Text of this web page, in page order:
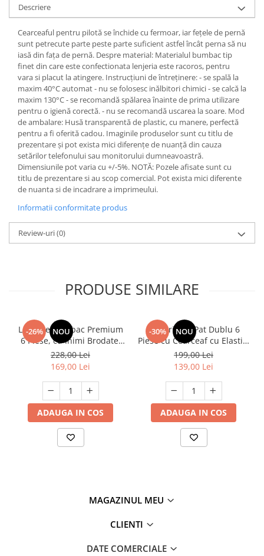
Descriere
Cearceaful pentru pilotă se închide cu fermoar, iar fețele de pernă
sunt petrecute parte peste parte suficient astfel încât perna să nu
iasă din fața de pernă. Despre material: Materialul bumbac tip
finet din care este confectionata lenjeria este racoros, pentru
vara si placut la atingere. Instrucțiuni de întreținere: - se spală la
maxim 40°C automat - nu se folosesc inălbitori chimici - se calcă la
maxim 130°C - se recomandă spălarea înainte de prima utilizare
pentru o igienă corectă. - nu se recomandă uscarea la soare. Mod
de ambalare: Husă transparentă de plastic, cu manere, perfectă
pentru a fi oferită cadou. Imaginile produselor sunt cu titlu de
prezentare și pot exista mici diferențe de nuanță din cauza
setărilor telefonului sau monitorului dumneavoastră.
Dimensiunile pot varia cu +/-5%. NOTĂ: Pozele afisate sunt cu
titlu de prezentare si au scop comercial. Pot exista mici diferente
de nuanta si de incadrare a imprimeului.
Informatii conformitate produs
Review-uri(0)
PRODUSE SIMILARE
-26% NOU
Lenjerie Bumbac Premium
6 Piese, cu Inimi Brodate,
Turcoaz
228,00 Lei
169,00 Lei
ADAUGA IN COS
-30% NOU
Lenjerie de Pat Dublu 6
Piese cu Cearceaf cu Elastic,
Bumbac Finet Premium
199,00 Lei
139,00 Lei
ADAUGA IN COS
MAGAZINUL MEU
CLIENTI
DATE COMERCIALE